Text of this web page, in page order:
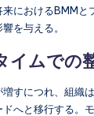
におけるBMMと
を与える。
イムでの
すにつれ、組織
へと移行する。